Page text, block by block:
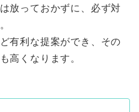
放っておかずに、必ず対
有利な提案ができ、その
高くなります。